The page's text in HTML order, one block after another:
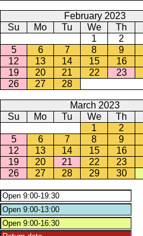
February 2023
Su
Mo Tu We Th
1
2
5
6 7 8 9
12
13 14 15 16
19
20 21 22 23
26
27 28
March 2023
Su
Mo Tu We Th
1
2
5
6 7 8 9
12
13 14 15 16
19
20 21 22 23
26
27 28 29 30